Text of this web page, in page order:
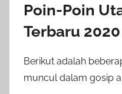
Poin-Poin
Terbaru 2020
Berikut adalah
muncul dalam gosip